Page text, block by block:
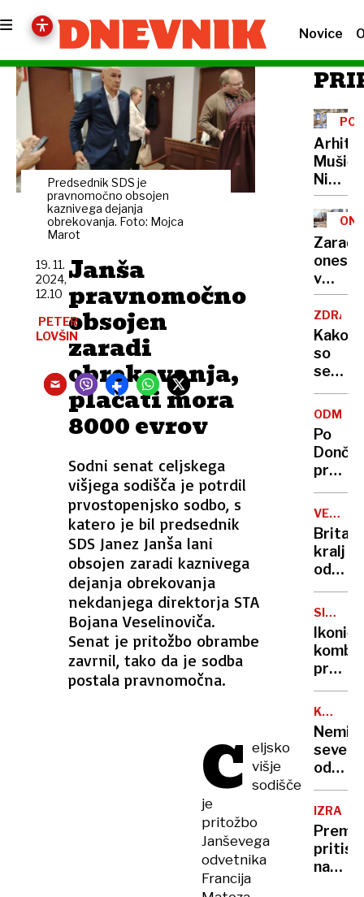
Novice
Predsednik SDS je
pravnomočno obsojen
kaznivega dejanja
obrekovanja. Foto: Mojca
Marot
Janša
pravnomočno
obsojen
zaradi
obrekovanja,
plačati mora
8000 evrov
Sodni senat celjskega
višjega sodišča je potrdil
prvostopenjsko sodbo, s
katero je bil predsednik
SDS Janez Janša lani
obsojen zaradi kaznivega
dejanja obrekovanja
nekdanjega direktorja STA
Bojana Veselinoviča.
Senat je pritožbo obrambe
zavrnil, tako da je sodba
postala pravnomočna.
19. 11.
2024,
12.10
PETER
LOVŠIN
C eljsko
višje
sodišče
je
pritožbo
Janševega
odvetnika
Francija
Mušič:
Nikoli
nisem
da je
to v
moji
Zaradi
v
delu
voda
Kako
so
se
cilji
vlade
Po
Karma
je
psica,
Nico
pa
njen
sin
VELIKA
kralj
zaradi
raka
SIMBOL
kombi
75.
rojstni
dan
Nemir
od
ZDA
IZRAEL
na